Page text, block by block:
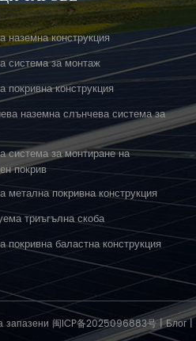
наземна конструкция
система за монтаж
покривна конструкция
наземна слънчева система за
система за монтиране на
покрив
метална покривна конструкция
триъгълна скоба
покривна баластна конструкция
запазени 闽ICP备2025096883号|Блог|